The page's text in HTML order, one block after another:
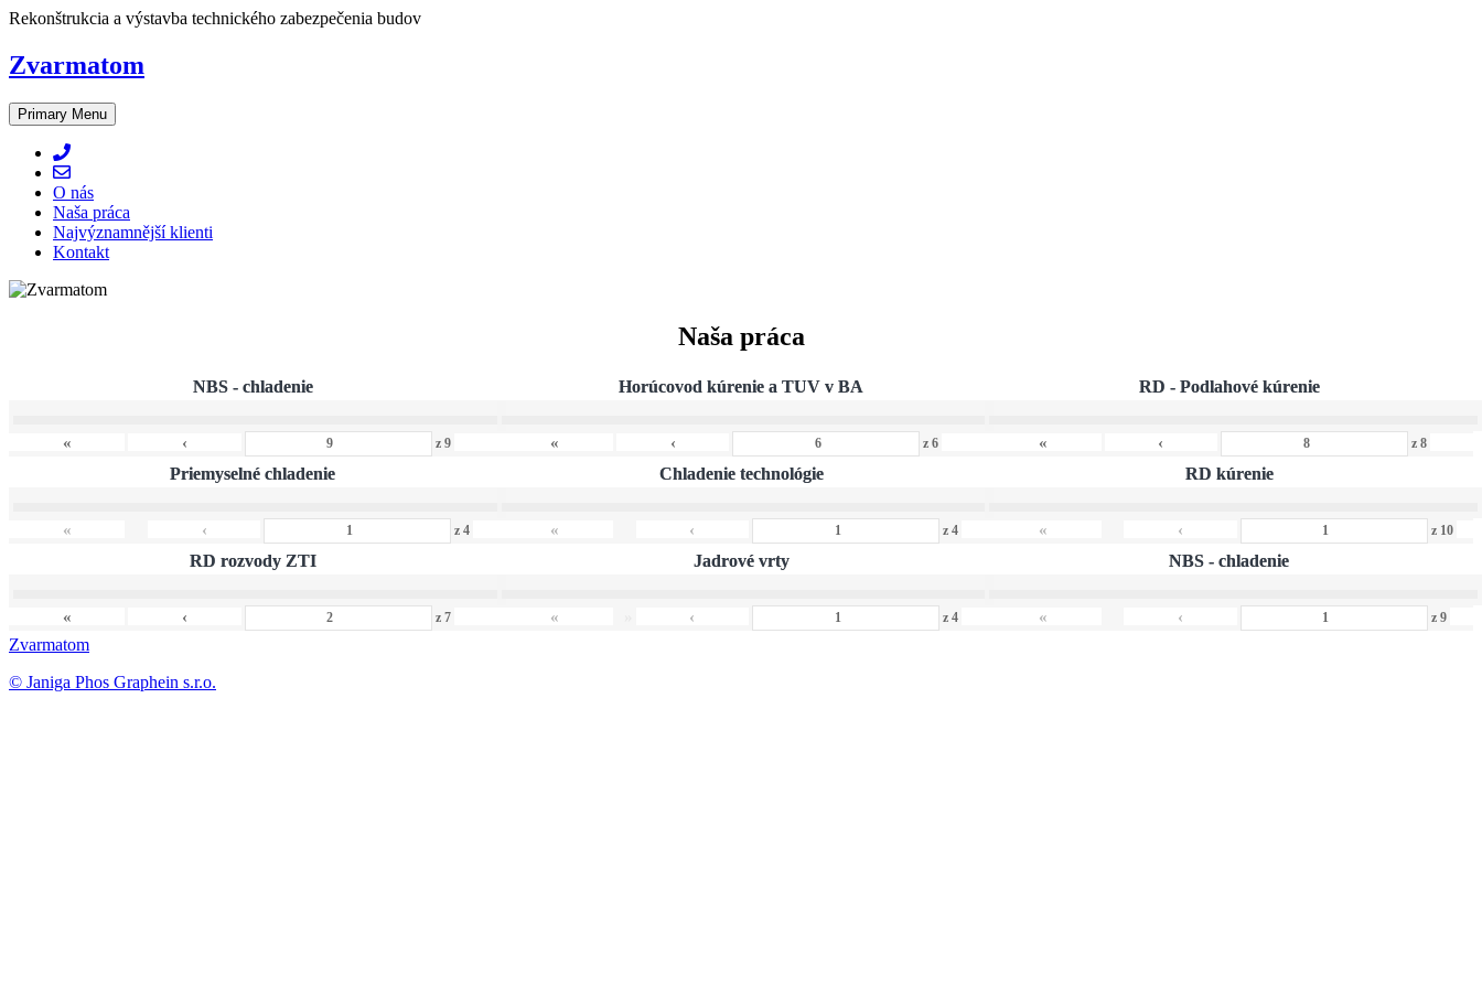
Skip
content
Rekonštrukcia a výstavba technického zabezpečenia budov
Zvarmatom
Primary Menu
O nás
Naša práca
Najvýznamnější klienti
Kontakt
Naša práca
NBS - chladenie
« ‹ z 9
Horúcovod kúrenie a TUV v BA
« ‹ z6
RD - Podlahové kúrenie
« ‹ z8
Priemyselné chladenie
« ‹ z4
Chladenie technológie
« ‹ z4
RD kúrenie
« ‹ z 10
RD rozvody ZTI
« ‹ z 7
Jadrové vrty
« ‹ z4
NBS - chladenie
« ‹ z 9
Zvarmatom
© Janiga Phos Graphein s.r.o.